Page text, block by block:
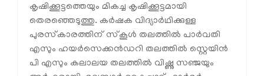
കൃഷിക്കൂട്ടത്തെയും മികച്ച കൃഷിക്കൂട്ടമായി
തെരഞ്ഞെടുത്തു. കർഷക വിദ്യാർഥിക്കുള്ള
പുരസ്‌കാരത്തിന് സ്‌കൂൾ തലത്തിൽ പാർവതി
എസും ഹയർസെക്കൻഡറി തലത്തിൽ സ്റ്റെയിൻ
പി എസും കലാലയ തലത്തിൽ വിഷ്ണു സഞ്ജയും